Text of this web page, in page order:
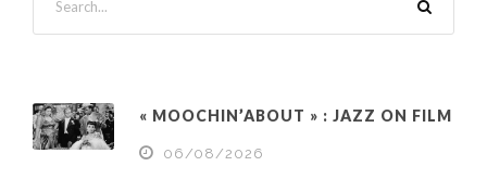
« MOOCHIN’ABOUT » : JAZZ ON FILM
06/08/2026